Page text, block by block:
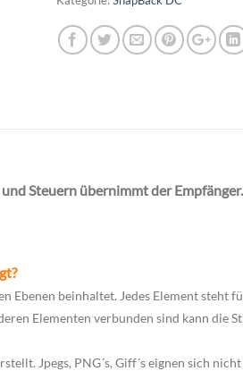
Steuern übernimmt der Empfänger.
beinhaltet. Jedes Element steht
Elementen verbunden sind kann die
Jpegs, PNG´s, Giff´s eignen sich